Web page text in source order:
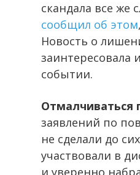
скандала все же
сообщил об этом
Новость о
событии.
Отмалчиваться
заявлений по
не сделали до
участвовали в